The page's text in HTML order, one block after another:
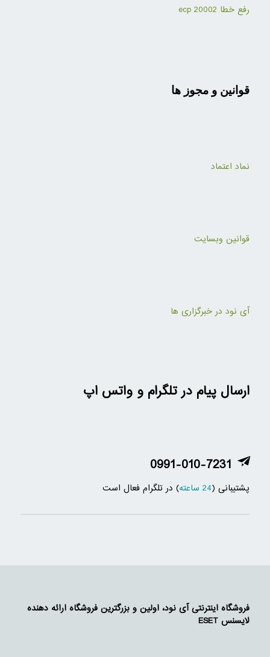
رفع خطا ecp 20002
قوانین و مجوز ها
نماد اعتماد
قوانین وبسایت
آی نود در خبرگزاری ها
ارسال پیام در تلگرام و واتس اپ
0991-010-7231
پشتیبانی (24 ساعته ) در تلگرام فعال است
فروشگاه اینترنتی آی نود، اولین و بزرگترین فروشگاه ارائه دهنده
لایسنس ESET